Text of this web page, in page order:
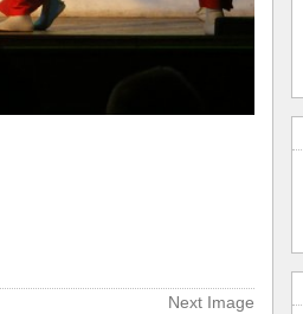
Next Image